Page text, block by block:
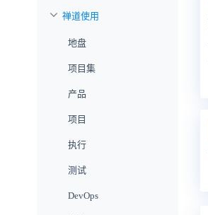
禅道使用
地盘
项目集
产品
项目
执行
测试
DevOps